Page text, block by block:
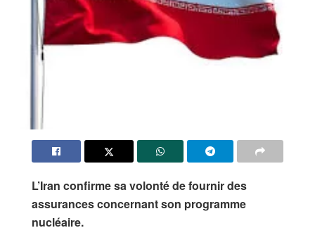
L’Iran confirme sa volonté de fournir des
assurances concernant son programme
nucléaire.